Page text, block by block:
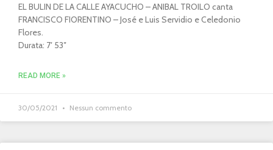
EL BULIN DE LA CALLE AYACUCHO – ANIBAL TROILO canta
FRANCISCO FIORENTINO – José e Luis Servidio e Celedonio
Flores.
Durata: 7′ 53″
READ MORE »
30/05/2021 Nessun commento